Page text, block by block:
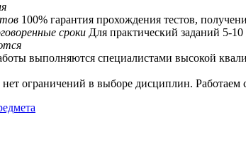
100% гарантия прохождения тестов,
сроки Для практический заданий 5-
выполняются специалистами высокой
ограничений в выборе дисциплин.